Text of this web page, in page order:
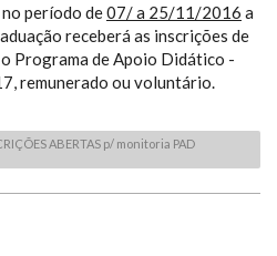
período de07/a 25/11/2016 a
receberá as inscrições de
Programa de Apoio Didático -
remunerado ou voluntário.
ABERTAS p/ monitoria PAD